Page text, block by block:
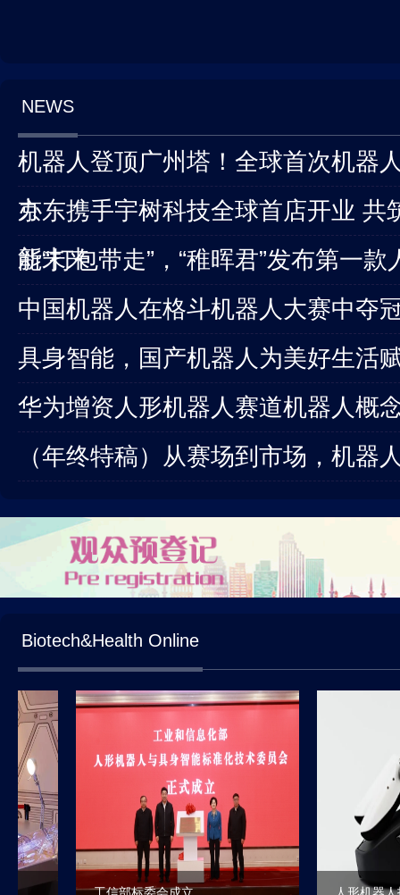
NEWS
机器人登顶广州塔！全球首次机器
办
京东携手宇树科技全球首店开业 共
新未来
能“打包带走”，“稚晖君”发布第一
中国机器人在格斗机器人大赛中夺
具身智能，国产机器人为美好生活
华为增资人形机器人赛道机器人概
（年终特稿）从赛场到市场，机器
Biotech&Health Online